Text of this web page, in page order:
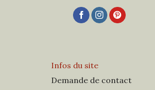
Infos du site
Demande de contact